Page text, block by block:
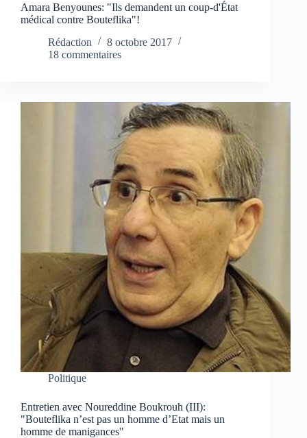
Amara Benyounes: "Ils demandent un coup-d'État
médical contre Bouteflika"!
Rédaction
8 octobre 2017
18 commentaires
Politique
Entretien avec Noureddine Boukrouh (III):
"Bouteflika n’est pas un homme d’Etat mais un
homme de manigances"